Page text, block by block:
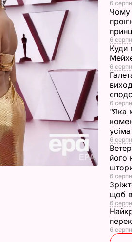
6
Чому
6
Куди
6
6
"Яка
усіма
6
його
6
щоб
6
6